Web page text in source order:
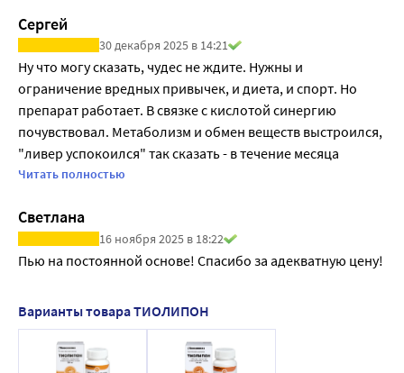
Сергей
30 декабря 2025 в 14:21
Ну что могу сказать, чудес не ждите. Нужны и
ограничение вредных привычек, и диета, и спорт. Но
препарат работает. В связке с кислотой синергию
почувствовал. Метаболизм и обмен веществ выстроился,
"ливер успокоился" так сказать - в течение месяца
проявления рефлюкс-эзофагита и хронического
пара кг. Продолжаю лечение. В этом препарате
особенно радует качество/дозировка.
Читать полностью
Светлана
16 ноября 2025 в 18:22
Пью на постоянной основе! Спасибо за адекватную цену!
Варианты товара ТИОЛИПОН